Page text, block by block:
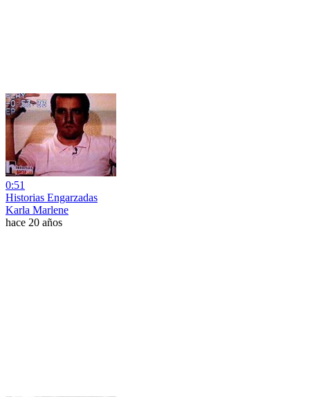
0:51
Historias Engarzadas
Karla Marlene
hace 20 años